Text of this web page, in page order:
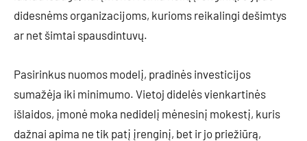
didesnėms organizacijoms, kurioms reikalingi dešimtys
ar net šimtai spausdintuvų.
Pasirinkus nuomos modelį, pradinės investicijos
sumažėja iki minimumo. Vietoj didelės vienkartinės
išlaidos, įmonė moka nedidelį mėnesinį mokestį, kuris
dažnai apima ne tik patį įrenginį, bet ir jo priežiūrą,